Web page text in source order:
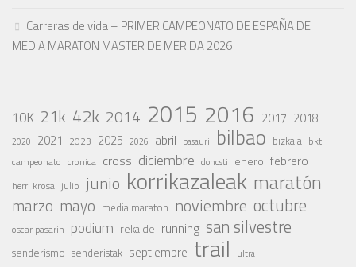
Carreras de vida – PRIMER CAMPEONATO DE ESPAÑA DE
MEDIA MARATON MASTER DE MERIDA 2026
10K 21k 42k 2014 2015 2016 2017 2018
2020 2021 2023 2025 2026 abril basauri bilbao bizkaia bkt
campeonato cronica cross diciembre donosti enero febrero
herri krosa julio junio korrikazaleak maratón
marzo mayo media maraton noviembre octubre
oscar pasarin podium rekalde running san silvestre
senderismo senderistak septiembre trail ultra